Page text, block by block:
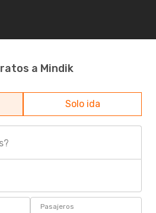
a Mindik
Solo ida
Pasajeros